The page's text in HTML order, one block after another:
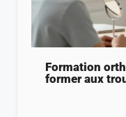
Formation
former aux